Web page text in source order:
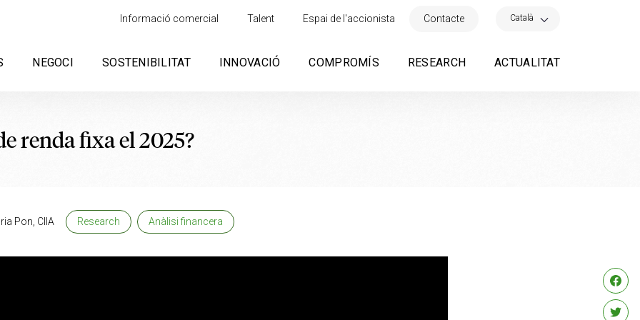
Informació comercial Talent Espai de l'accionista Contacte Català
NEGOCI SOSTENIBILITAT INNOVACIÓ COMPROMÍS RESEARCH ACTUALITAT
renda fixa el 2025?
Pon, CIIA Research Anàlisi financera